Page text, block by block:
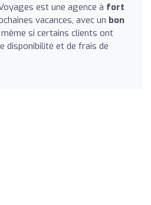
est une agence à fort
vacances, avec un bon
même si certains clients ont
disponibilité et de frais de